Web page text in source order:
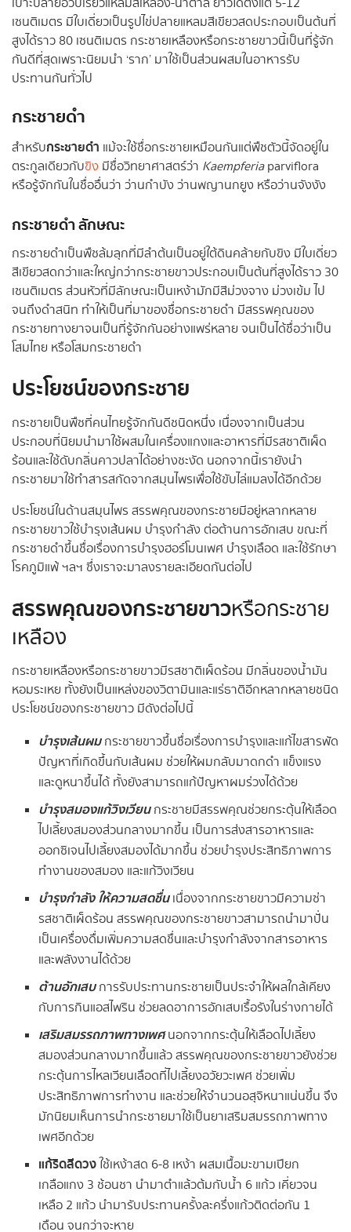
เปาะปลายอวบเรียวแหลมสีเหลือง-น้ำตาล ยาวได้ตั้งแต่ 5-12
เซนติเมตร มีใบเดี่ยวเป็นรูปไข่ปลายแหลมสีเขียวสดประกอบเป็นต้นที่
สูงได้ราว 80 เซนติเมตร กระชายเหลืองหรือกระชายขาวนี้เป็นที่รู้จัก
กันดีที่สุดเพราะนิยมนำ ‘ราก’ มาใช้เป็นส่วนผสมในอาหารรับ
ประทานกันทั่วไป
กระชายดำ
สำหรับกระชายดำ แม้จะใช้ชื่อกระชายเหมือนกันแต่พืชตัวนี้จัดอยู่ใน
ตระกูลเดียวกับขิง มีชื่อวิทยาศาสตร์ว่า Kaempferiaparviflora
หรือรู้จักกันในชื่ออื่นว่า ว่านกำบัง ว่านพญานกยูง หรือว่านจังงัง
กระชายดำ ลักษณะ
กระชายดำเป็นพืชล้มลุกที่มีลำต้นเป็นอยู่ใต้ดินคล้ายกับขิง มีใบเดี่ยว
สีเขียวสดกว่าและใหญ่กว่ากระชายขาวประกอบเป็นต้นที่สูงได้ราว 30
เซนติเมตร ส่วนหัวที่มีลักษณะเป็นเหง้ามักมีสีม่วงจาง ม่วงเข้ม ไป
จนถึงดำสนิท ทำให้เป็นที่มาของชื่อกระชายดำ มีสรรพคุณของ
กระชายทางยาจนเป็นที่รู้จักกันอย่างแพร่หลาย จนเป็นได้ชื่อว่าเป็น
โสมไทย หรือโสมกระชายดำ
ประโยชน์ของกระชาย
กระชายเป็นพืชที่คนไทยรู้จักกันดีชนิดหนึ่ง เนื่องจากเป็นส่วน
ประกอบที่นิยมนำมาใช้ผสมในเครื่องแกงและอาหารที่มีรสชาติเผ็ด
ร้อนและใช้ดับกลิ่นคาวปลาได้อย่างชะงัด นอกจากนี้เรายังนำ
กระชายมาใช้ทำสารสกัดจากสมุนไพรเพื่อใช้ขับไล่แมลงได้อีกด้วย
ประโยชน์ในด้านสมุนไพร สรรพคุณของกระชายมีอยู่หลากหลาย
กระชายขาวใช้บำรุงเส้นผม บำรุงกำลัง ต่อต้านการอักเสบ ขณะที่
กระชายดำขึ้นชื่อเรื่องการบำรุงฮอร์โมนเพศ บำรุงเลือด และใช้รักษา
โรคภูมิแพ้ ฯลฯ ซึ่งเราจะมาลงรายละเอียดกันต่อไป
สรรพคุณของกระชายขาวหรือกระชาย
เหลือง
กระชายเหลืองหรือกระชายขาวมีรสชาติเผ็ดร้อน มีกลิ่นของน้ำมัน
หอมระเหย ทั้งยังเป็นแหล่งของวิตามินและแร่ธาติอีกหลากหลายชนิด
ประโยชน์ของกระชายขาว มีดังต่อไปนี้
บำรุงเส้นผมกระชายขาวขึ้นชื่อเรื่องการบำรุงและแก้ไขสารพัด
ปัญหาที่เกิดขึ้นกับเส้นผม ช่วยให้ผมกลับมาดกดำ แข็งแรง
และดูหนาขึ้นได้ ทั้งยังสามารถแก้ปัญหาผมร่วงได้ด้วย
บำรุงสมองแก้วิงเวียนกระชายมีสรรพคุณช่วยกระตุ้นให้เลือด
ไปเลี้ยงสมองส่วนกลางมากขึ้น เป็นการส่งสารอาหารและ
ออกซิเจนไปเลี้ยงสมองได้มากขึ้น ช่วยบำรุงประสิทธิภาพการ
ทำงานของสมอง และแก้วิงเวียน
บำรุงกำลัง ให้ความสดชื่นเนื่องจากกระชายขาวมีความซ่า
รสชาติเผ็ดร้อน สรรพคุณของกระชายขาวสามารถนำมาปั่น
เป็นเครื่องดื่มเพิ่มความสดชื่นและบำรุงกำลังจากสารอาหาร
และพลังงานได้ด้วย
ต้านอักเสบการรับประทานกระชายเป็นประจำให้ผลใกล้เคียง
กับการกินแอสไพริน ช่วยลดอาการอักเสบเรื้อรังในร่างกายได้
เสริมสมรรถภาพทางเพศนอกจากกระตุ้นให้เลือดไปเลี้ยง
สมองส่วนกลางมากขึ้นแล้ว สรรพคุณของกระชายขาวยังช่วย
กระตุ้นการไหลเวียนเลือดที่ไปเลี้ยงอวัยวะเพศ ช่วยเพิ่ม
ประสิทธิภาพการทำงาน และช่วยให้จำนวนอสุจิหนาแน่นขึ้น จึง
มักนิยมเห็นการนำกระชายมาใช้เป็นยาเสริมสมรรถภาพทาง
เพศอีกด้วย
แก้ริดสีดวง ใช้เหง้าสด 6-8 เหง้า ผสมเนื้อมะขามเปียก
เกลือแกง 3 ช้อนชา นำมาตำแล้วต้มกับน้ำ 6 แก้ว เคี่ยวจน
เหลือ 2 แก้ว นำมารับประทานครั้งละครึ่งแก้วติดต่อกัน 1
เดือน จนกว่าจะหาย